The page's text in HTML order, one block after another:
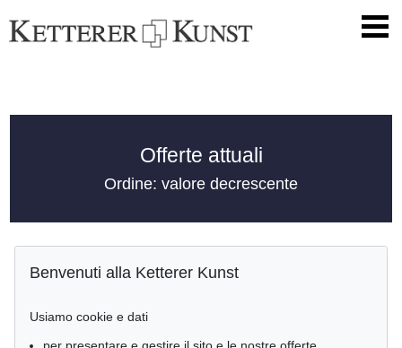
Offerte attuali
Ordine: valore decrescente
Benvenuti alla Ketterer Kunst
Usiamo cookie e dati